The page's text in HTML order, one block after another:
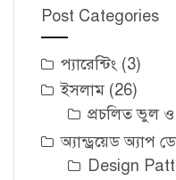
Post Categories
প্যারেন্টিং (3)
ইসলাম (26)
প্রচলিত ভুল ও
অ্যান্ড্রয়েড অ্যাপ
Design